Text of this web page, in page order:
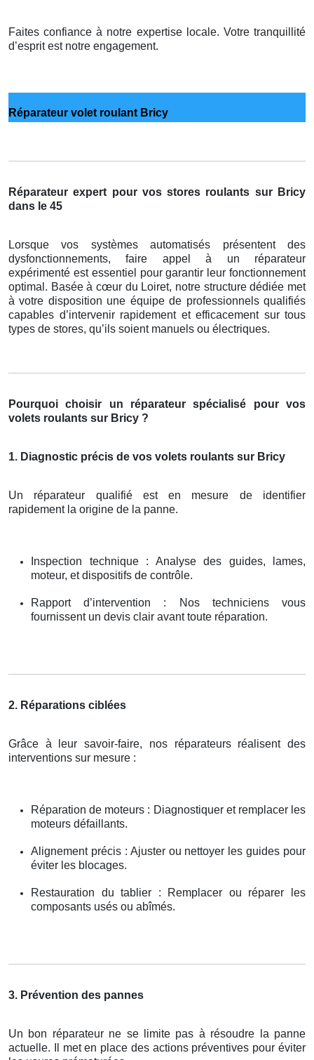
Faites confiance à notre expertise locale. Votre tranquillité
d’esprit est notre engagement.
Réparateur volet roulant Bricy
Réparateur expert pour vos stores roulants sur Bricy
dans le 45
Lorsque vos systèmes automatisés présentent des
dysfonctionnements, faire appel à un réparateur
expérimenté est essentiel pour garantir leur fonctionnement
optimal. Basée à cœur du Loiret, notre structure dédiée met
à votre disposition une équipe de professionnels qualifiés
capables d’intervenir rapidement et efficacement sur tous
types de stores, qu’ils soient manuels ou électriques.
Pourquoi choisir un réparateur spécialisé pour vos
volets roulants sur Bricy ?
1. Diagnostic précis de vos volets roulants sur Bricy
Un réparateur qualifié est en mesure de identifier
rapidement la origine de la panne.
Inspection technique : Analyse des guides, lames,
moteur, et dispositifs de contrôle.
Rapport d’intervention : Nos techniciens vous
fournissent un devis clair avant toute réparation.
2. Réparations ciblées
Grâce à leur savoir-faire, nos réparateurs réalisent des
interventions sur mesure :
Réparation de moteurs : Diagnostiquer et remplacer les
moteurs défaillants.
Alignement précis : Ajuster ou nettoyer les guides pour
éviter les blocages.
Restauration du tablier : Remplacer ou réparer les
composants usés ou abîmés.
3. Prévention des pannes
Un bon réparateur ne se limite pas à résoudre la panne
actuelle. Il met en place des actions préventives pour éviter